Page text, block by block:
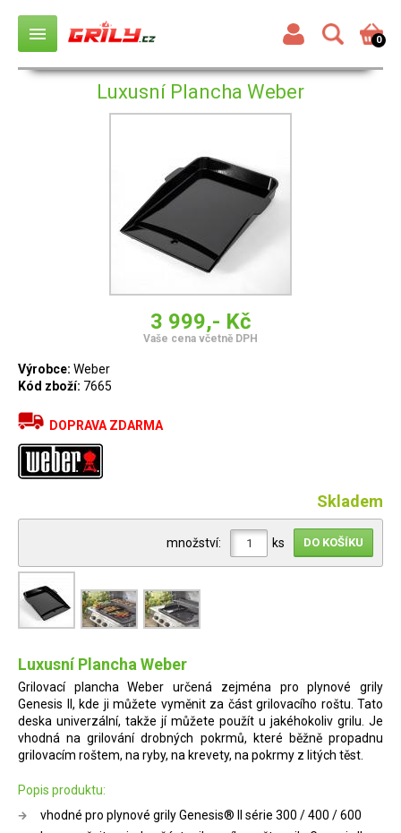
0
menu
Luxusní Plancha Weber
3 999,- Kč
Vaše cena včetně DPH
Výrobce: Weber
Kód zboží: 7665
DOPRAVA ZDARMA
Skladem
množství: ks
Luxusní Plancha Weber
Grilovací plancha Weber určená zejména pro plynové grily
Genesis II, kde ji můžete vyměnit za část grilovacího roštu. Tato
deska univerzální, takže jí můžete použít u jakéhokoliv grilu. Je
vhodná na grilování drobných pokrmů, které běžně propadnu
grilovacím roštem, na ryby, na krevety, na pokrmy z litých těst.
Popis produktu:
vhodné pro plynové grily Genesis®️ II série 300 / 400 / 600